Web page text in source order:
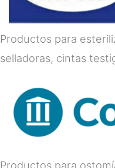
Productos para
selladoras, cintas
Productos para